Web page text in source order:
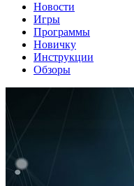
Новости
Игры
Программы
Новичку
Инструкции
Обзоры